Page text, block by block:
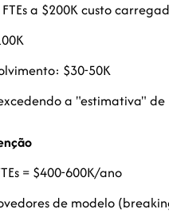
a $200K custo
$30-50K
a "estimativa" de
= $400-600K/ano
de modelo